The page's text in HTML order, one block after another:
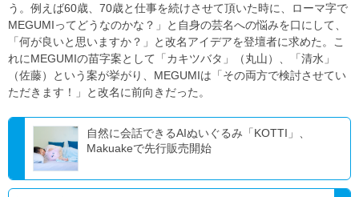
う。例えば60歳、70歳と仕事を続けさせて頂いた時に、ローマ字で
MEGUMIってどうなのかな？」と自身の芸名への悩みを口にして、
「何が良いと思いますか？」と改名アイデアを登壇者に求めた。こ
れにMEGUMIの苗字案として「カキツバタ」（丸山）、「清水」
（佐藤）という案が挙がり、MEGUMIは「その両方で検討させてい
ただきます！」と改名に前向きだった。
自然に会話できるAIぬいぐるみ「KOTTI」、
Makuakeで先行販売開始